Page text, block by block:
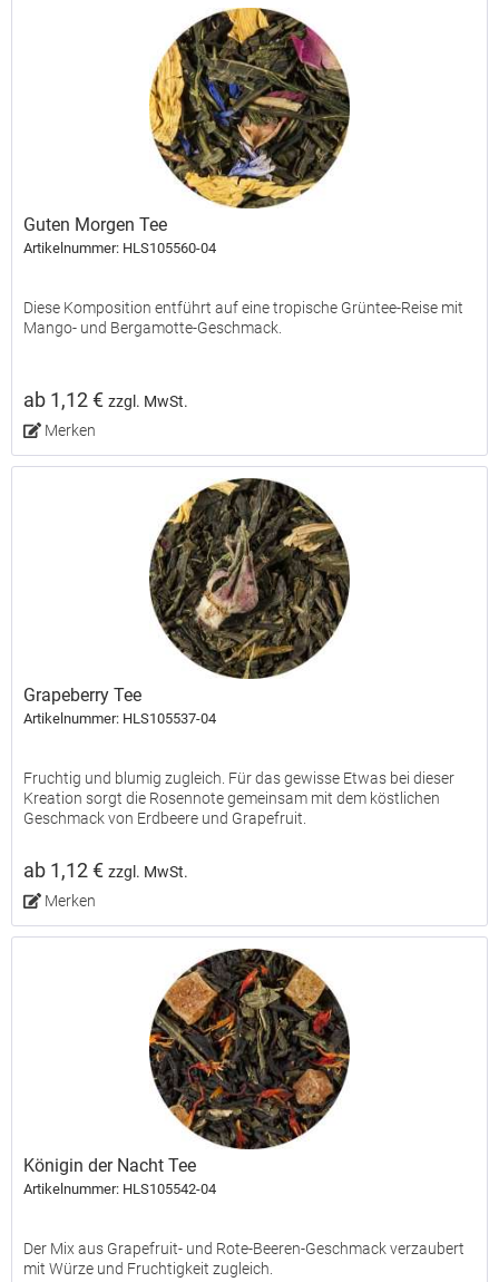
Guten Morgen Tee
Artikelnummer: HLS105560-04
Diese Komposition entführt auf eine tropische Grüntee-Reise mit
Mango- und Bergamotte-Geschmack.
ab 1,12 €zzgl. MwSt.
Merken
Grapeberry Tee
Artikelnummer: HLS105537-04
Fruchtig und blumig zugleich. Für das gewisse Etwas bei dieser
Kreation sorgt die Rosennote gemeinsam mit dem köstlichen
Geschmack von Erdbeere und Grapefruit.
ab 1,12 €zzgl. MwSt.
Merken
Königin der Nacht Tee
Artikelnummer: HLS105542-04
Der Mix aus Grapefruit- und Rote-Beeren-Geschmack verzaubert
mit Würze und Fruchtigkeit zugleich.